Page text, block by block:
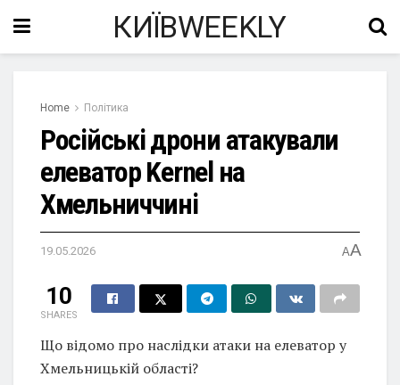
КИЇВWEEKLY
Home Політика
Російські дрони атакували
елеватор Kernel на
Хмельниччині
19.05.2026 AA
10
SHARES
Що відомо про наслідки атаки на елеватор у
Хмельницькій області?